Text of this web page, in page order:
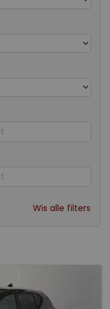
Wis alle filters